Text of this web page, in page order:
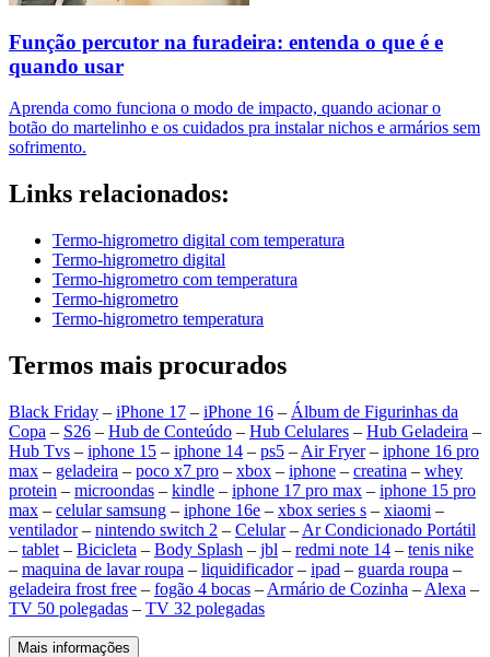
Função percutor na furadeira: entenda o que é e
quando usar
Aprenda como funciona o modo de impacto, quando acionar o
botão do martelinho e os cuidados pra instalar nichos e armários sem
sofrimento.
Links relacionados:
Termo-higrometro digital com temperatura
Termo-higrometro digital
Termo-higrometro com temperatura
Termo-higrometro
Termo-higrometro temperatura
Termos mais procurados
Black Friday – iPhone 17 – iPhone 16 – Álbum de Figurinhas da
Copa – S26 – Hub de Conteúdo – Hub Celulares – Hub Geladeira –
Hub Tvs – iphone 15 – iphone 14 – ps5 – Air Fryer– iphone 16 pro
max – geladeira – poco x7 pro – xbox – iphone – creatina – whey
protein – microondas – kindle – iphone 17 pro max – iphone 15 pro
max – celular samsung – iphone 16e – xbox series s – xiaomi –
ventilador– nintendo switch 2 – Celular– Ar Condicionado Portátil
– tablet – Bicicleta – Body Splash – jbl – redmi note 14 – tenis nike
– maquina de lavar roupa – liquidificador– ipad – guarda roupa –
geladeira frost free – fogão 4 bocas – Armário de Cozinha – Alexa –
TV 50 polegadas – TV 32 polegadas
Mais informações